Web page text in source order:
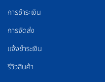
การชำระเงิน
การจัดส่ง
แจ้งชำระเงิน
รีวิวสินค้า